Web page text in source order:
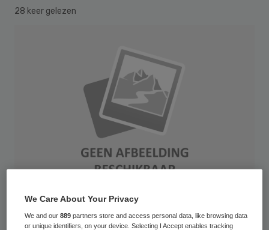
28 keer gelezen
AppleMark
We Care About Your Privacy
We and our889 partners store and access personal data, like browsing data
or unique identifiers, on your device. Selecting I Accept enables tracking